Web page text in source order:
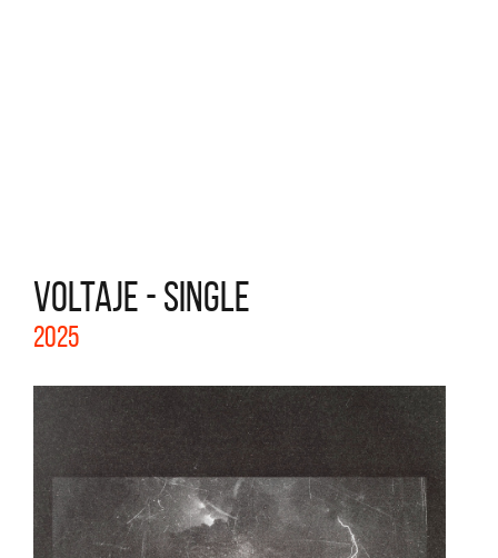
VOLTAJE - SINGLE
2025